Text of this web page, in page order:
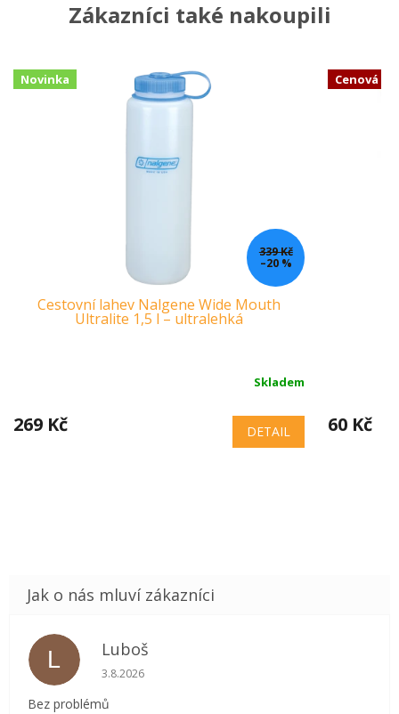
Zákazníci také nakoupili
Novinka
339 Kč
–20 %
Cestovní lahev Nalgene Wide Mouth
Ultralite 1,5 l – ultralehká
Skladem
269 Kč DETAIL
Cenová
60 Kč
L Luboš
Hodnocení obchodu je 5 z 5 hvězdiček.
3.8.2026
Bez problémů